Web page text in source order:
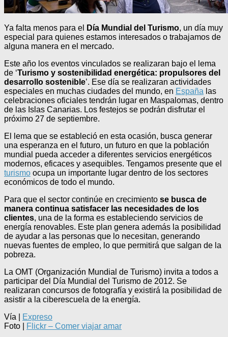
Ya falta menos para el Día Mundial del Turismo, un día muy
especial para quienes estamos interesados o trabajamos de
alguna manera en el mercado.
Este año los eventos vinculados se realizaran bajo el lema
de ‘Turismo y sostenibilidad energética: propulsores del
desarrollo sostenible’. Ese día se realizaran actividades
especiales en muchas ciudades del mundo, en España las
celebraciones oficiales tendrán lugar en Maspalomas, dentro
de las Islas Canarias. Los festejos se podrán disfrutar el
próximo 27 de septiembre.
El lema que se estableció en esta ocasión, busca generar
una esperanza en el futuro, un futuro en que la población
mundial pueda acceder a diferentes servicios energéticos
modernos, eficaces y asequibles. Tengamos presente que el
turismo ocupa un importante lugar dentro de los sectores
económicos de todo el mundo.
Para que el sector continúe en crecimiento se busca de
manera continua satisfacer las necesidades de los
clientes, una de la forma es estableciendo servicios de
energía renovables. Este plan genera además la posibilidad
de ayudar a las personas que lo necesitan, generando
nuevas fuentes de empleo, lo que permitirá que salgan de la
pobreza.
La OMT (Organización Mundial de Turismo) invita a todos a
participar del Día Mundial del Turismo de 2012. Se
realizaran concursos de fotografía y existirá la posibilidad de
asistir a la ciberescuela de la energía.
Vía |
Expreso
Foto |
Flickr – Comer viajar amar